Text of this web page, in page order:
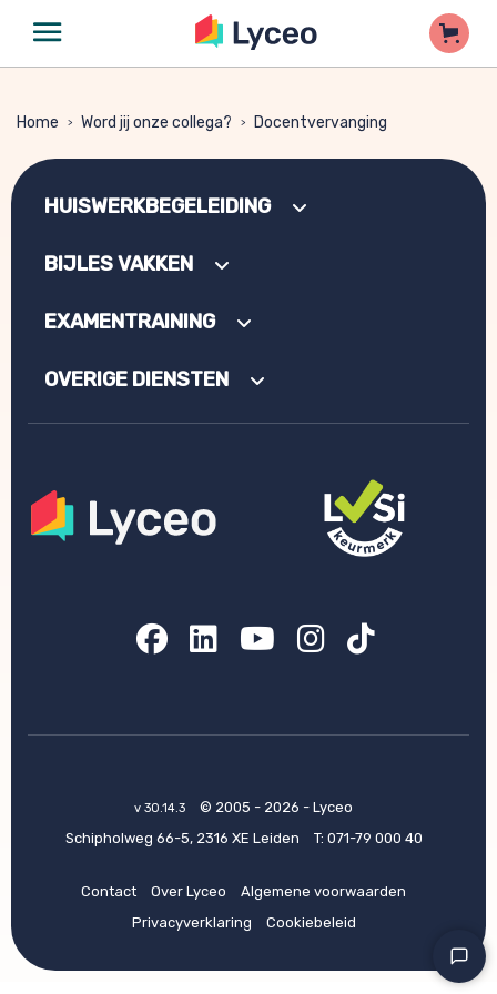
Home > Word jij onze collega? > Docentvervanging
HUISWERKBEGELEIDING
BIJLES VAKKEN
EXAMENTRAINING
OVERIGE DIENSTEN
Facebook
LinkedIn
YouTube
Instagram
TikTok
v 30.14.3
© 2005 - 2026 - Lyceo
Schipholweg 66-5, 2316 XE Leiden
T: 071-79 000 40
Contact Over Lyceo
Algemene voorwaarden
Privacyverklaring
Cookiebeleid